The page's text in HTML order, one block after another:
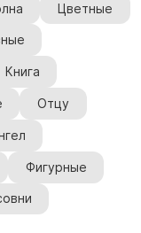
Цветные
Книга
Отцу
Фигурные